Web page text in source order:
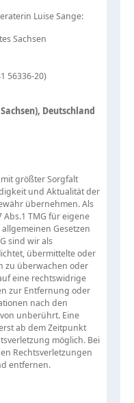
Luise Sange:
Sachsen
56336-20)
Deutschland
größter Sorgfalt
und Aktualität der
übernehmen. Als
TMG für eigene
Gesetzen
sind wir als
übermittelte oder
zu überwachen oder
eine rechtswidrige
zur Entfernung oder
nach den
unberührt. Eine
ab dem Zeitpunkt
möglich. Bei
Rechtsverletzungen
entfernen.